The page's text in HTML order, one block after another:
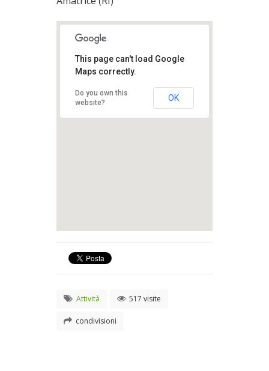
This page can't load Google
Maps correctly.
Do you own this
website?
OK
Attività 517 visite
condivisioni